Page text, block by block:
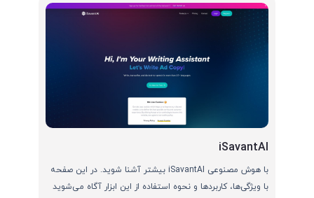
iSavantAI
با هوش مصنوعی iSavantAI بیشتر آشنا شوید. در این صفحه
با ویژگی‌ها، کاربردها و نحوه استفاده از این ابزار آگاه می‌شوید